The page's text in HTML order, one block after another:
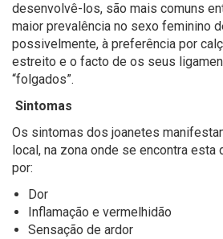
desenvolvê-los, são mais comuns
maior prevalência no sexo feminino
possivelmente, à preferência por
estreito e o facto de os seus
“folgados”.
Sintomas
Os sintomas dos joanetes
local, na zona onde se encontra
por:
Dor
Inflamação e vermelhidão
Sensação de ardor